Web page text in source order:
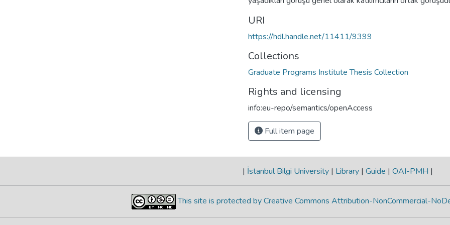
URI
https://hdl.handle.net/11411/9399
Collections
Graduate Programs Institute Thesis Collection
Rights and licensing
info:eu-repo/semantics/openAccess
Full item page
| İstanbul Bilgi University | Library | Guide | OAI-PMH |
This site is protected by Creative Commons Attribution-NonCommercial-